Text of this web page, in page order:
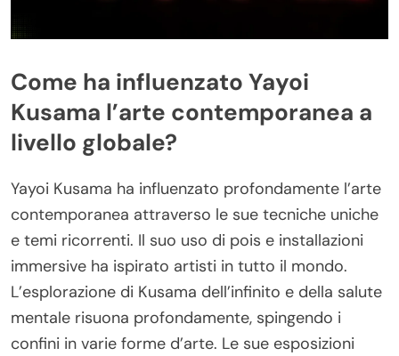
Come ha influenzato Yayoi
Kusama l’arte contemporanea a
livello globale?
Yayoi Kusama ha influenzato profondamente l’arte
contemporanea attraverso le sue tecniche uniche
e temi ricorrenti. Il suo uso di pois e installazioni
immersive ha ispirato artisti in tutto il mondo.
L’esplorazione di Kusama dell’infinito e della salute
mentale risuona profondamente, spingendo i
confini in varie forme d’arte. Le sue esposizioni